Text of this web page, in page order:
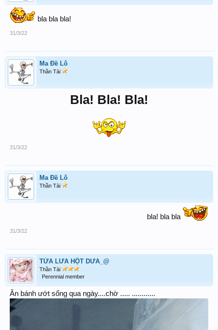
bla bla bla!
31/3/22
Ma Đề Lô
Thần Tài
Bla! Bla! Bla!
31/3/22
Ma Đề Lô
Thần Tài
bla! bla bla
31/3/22
TỪA LƯA HỘT DƯA_@
Thần Tài
Perennial member
Ăn bánh ướt sống qua ngày....chờ ..... ............